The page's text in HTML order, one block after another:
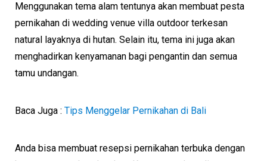
Menggunakan tema alam tentunya akan membuat pesta
pernikahan di wedding venue villa outdoor terkesan
natural layaknya di hutan. Selain itu, tema ini juga akan
menghadirkan kenyamanan bagi pengantin dan semua
tamu undangan.
Baca Juga : Tips Menggelar Pernikahan di Bali
Anda bisa membuat resepsi pernikahan terbuka dengan